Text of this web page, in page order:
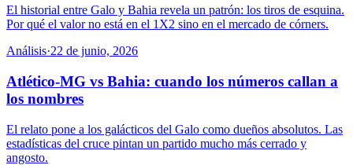
El historial entre Galo y Bahia revela un patrón: los tiros de esquina.
Por qué el valor no está en el 1X2 sino en el mercado de córners.
Análisis·22 de junio, 2026
Atlético-MG vs Bahia: cuando los números callan a
los nombres
El relato pone a los galácticos del Galo como dueños absolutos. Las
estadísticas del cruce pintan un partido mucho más cerrado y
angosto.